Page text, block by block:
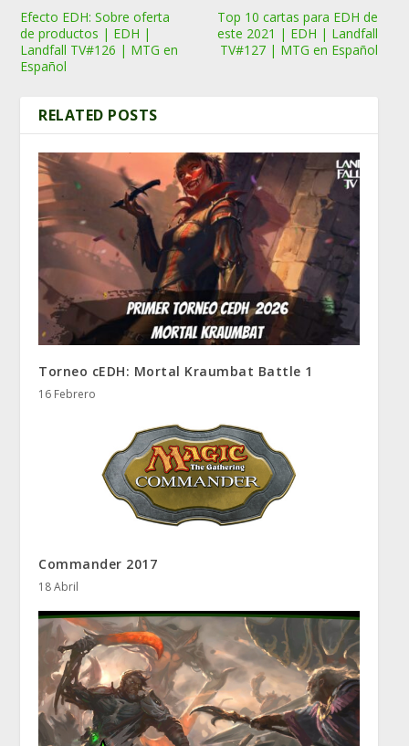
Efecto EDH: Sobre oferta
de productos | EDH |
Landfall TV#126 | MTG en
Español
Top 10 cartas para EDH de
este 2021 | EDH | Landfall
TV#127 | MTG en Español
RELATED POSTS
Torneo cEDH: Mortal Kraumbat Battle 1
16 Febrero
Commander 2017
18 Abril